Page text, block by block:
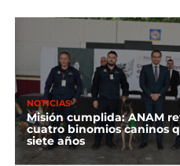
NOTICIAS
Misión cumplida: ANAM
cuatro binomios caninos
siete años